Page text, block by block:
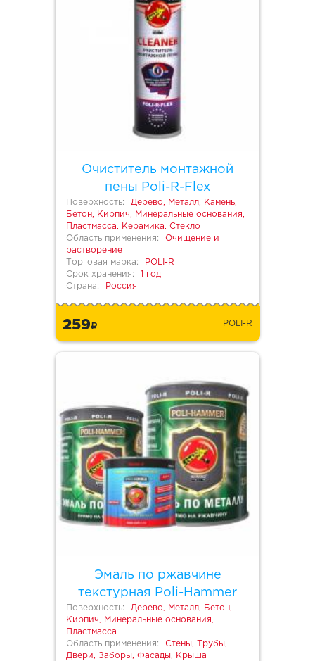
Очиститель монтажной
пены Poli-R-Flex
Поверхность:
Дерево, Металл, Камень,
Бетон, Кирпич, Минеральные основания,
Пластмасса, Керамика, Стекло
Область применения:
Очищение и
растворение
Торговая марка:
POLI-R
Срок хранения:
1 год
Страна:
Россия
259 POLI-R
Эмаль по ржавчине
текстурная Poli-Hammer
Поверхность:
Дерево, Металл, Бетон,
Кирпич, Минеральные основания,
Пластмасса
Область применения:
Стены, Трубы,
Двери, Заборы, Фасады, Крыша